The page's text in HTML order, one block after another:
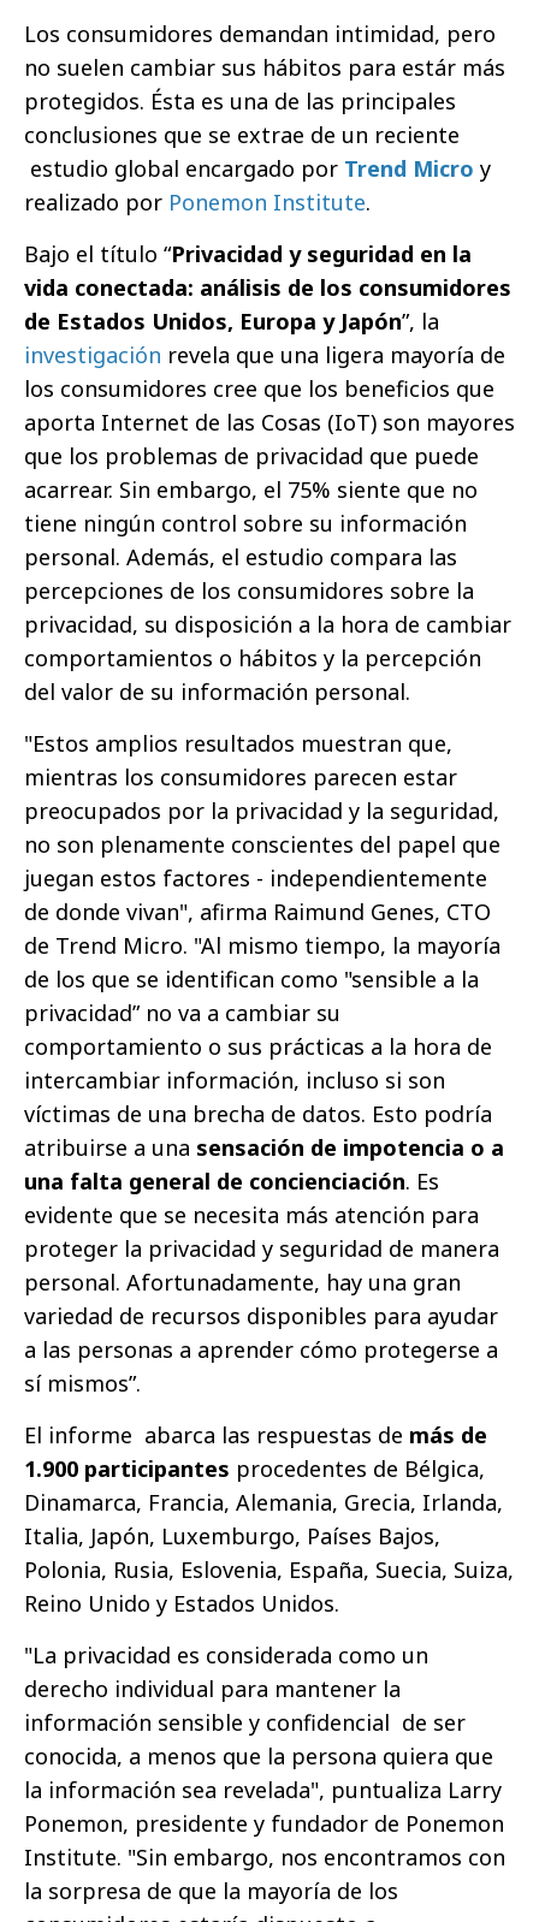
Los consumidores demandan intimidad, pero
no suelen cambiar sus hábitos para estár más
protegidos. Ésta es una de las principales
conclusiones que se extrae de un reciente
estudio global encargado por Trend Micro y
realizado por Ponemon Institute.
Bajo el título “Privacidad y seguridad en la
vida conectada: análisis de los consumidores
de Estados Unidos, Europa y Japón”, la
investigación revela que una ligera mayoría de
los consumidores cree que los beneficios que
aporta Internet de las Cosas (IoT) son mayores
que los problemas de privacidad que puede
acarrear. Sin embargo, el 75% siente que no
tiene ningún control sobre su información
personal. Además, el estudio compara las
percepciones de los consumidores sobre la
privacidad, su disposición a la hora de cambiar
comportamientos o hábitos y la percepción
del valor de su información personal.
"Estos amplios resultados muestran que,
mientras los consumidores parecen estar
preocupados por la privacidad y la seguridad,
no son plenamente conscientes del papel que
juegan estos factores - independientemente
de donde vivan", afirma Raimund Genes, CTO
de Trend Micro. "Al mismo tiempo, la mayoría
de los que se identifican como "sensible a la
privacidad” no va a cambiar su
comportamiento o sus prácticas a la hora de
intercambiar información, incluso si son
víctimas de una brecha de datos. Esto podría
atribuirse a una sensación de impotencia o a
una falta general de concienciación. Es
evidente que se necesita más atención para
proteger la privacidad y seguridad de manera
personal. Afortunadamente, hay una gran
variedad de recursos disponibles para ayudar
a las personas a aprender cómo protegerse a
sí mismos”.
El informe abarca las respuestas de más de
1.900 participantes procedentes de Bélgica,
Dinamarca, Francia, Alemania, Grecia, Irlanda,
Italia, Japón, Luxemburgo, Países Bajos,
Polonia, Rusia, Eslovenia, España, Suecia, Suiza,
Reino Unido y Estados Unidos.
"La privacidad es considerada como un
derecho individual para mantener la
información sensible y confidencial de ser
conocida, a menos que la persona quiera que
la información sea revelada", puntualiza Larry
Ponemon, presidente y fundador de Ponemon
Institute. "Sin embargo, nos encontramos con
la sorpresa de que la mayoría de los